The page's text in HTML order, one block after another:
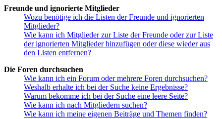
Freunde und ignorierte Mitglieder
Wozu benötige ich die Listen der Freunde und ignorierten
Mitglieder?
Wie kann ich Mitglieder zur Liste der Freunde oder zur Liste
der ignorierten Mitglieder hinzufügen oder diese wieder aus
den Listen entfernen?
Die Foren durchsuchen
Wie kann ich ein Forum oder mehrere Foren durchsuchen?
Weshalb erhalte ich bei der Suche keine Ergebnisse?
Warum bekomme ich bei der Suche eine leere Seite?
Wie kann ich nach Mitgliedern suchen?
Wie kann ich meine eigenen Beiträge und Themen finden?